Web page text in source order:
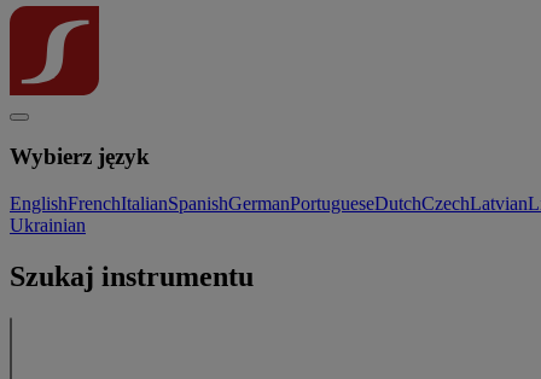
Wybierz język
EnglishFrenchItalianSpanishGermanPortugueseDutchCzechLatvian
Ukrainian
Szukaj instrumentu